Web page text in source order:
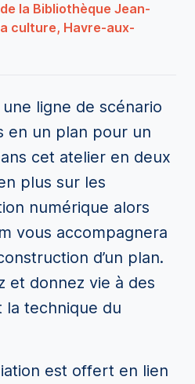
la Bibliothèque Jean-
culture, Havre-aux-
ligne de scénario
en un plan pour un
cet atelier en deux
plus sur les
numérique alors
vous accompagnera
d’un plan.
et donnez vie à des
la technique du
est offert en lien